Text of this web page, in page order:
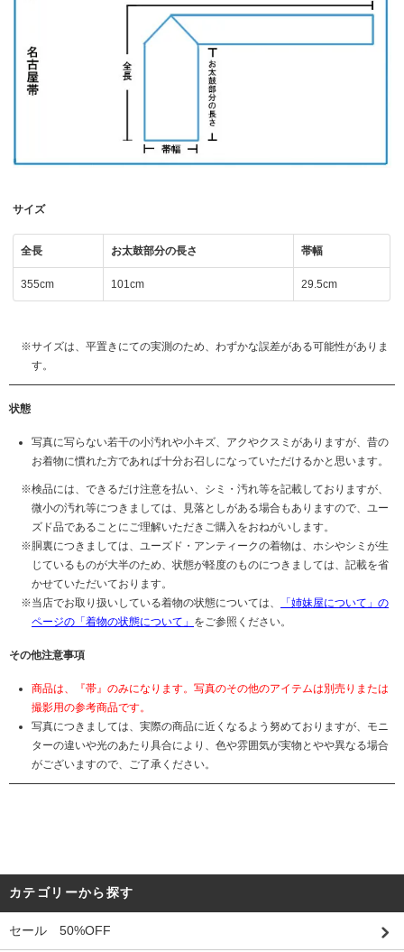
サイズ
全長 お太鼓部分の長さ 帯幅
355cm 101cm 29.5cm
サイズは、平置きにての実測のため、わずかな誤差がある可能性がありま
す。
状態
写真に写らない若干の小汚れや小キズ、アクやクスミがありますが、昔の
お着物に慣れた方であれば十分お召しになっていただけるかと思います。
検品には、できるだけ注意を払い、シミ・汚れ等を記載しておりますが、
微小の汚れ等につきましては、見落としがある場合もありますので、ユー
ズド品であることにご理解いただきご購入をおねがいします。
胴裏につきましては、ユーズド・アンティークの着物は、ホシやシミが生
じているものが大半のため、状態が軽度のものにつきましては、記載を省
かせていただいております。
当店でお取り扱いしている着物の状態については、
「姉妹屋について」の
ページの「着物の状態について」 をご参照ください。
その他注意事項
商品は、『帯』のみになります。写真のその他のアイテムは別売りまたは
撮影用の参考商品です。
写真につきましては、実際の商品に近くなるよう努めておりますが、モニ
ターの違いや光のあたり具合により、色や雰囲気が実物とやや異なる場合
がございますので、ご了承ください。
カテゴリーから探す
セール 50%OFF